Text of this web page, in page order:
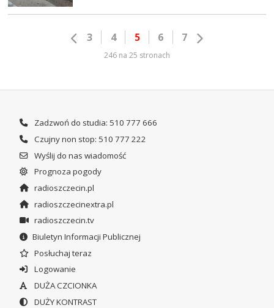
3 4 5 6 7
246 na 25 stronach
Zadzwoń do studia: 510 777 666
Czujny non stop: 510 777 222
Wyślij do nas wiadomość
Prognoza pogody
radioszczecin.pl
radioszczecinextra.pl
radioszczecin.tv
Biuletyn Informacji Publicznej
Posłuchaj teraz
Logowanie
DUŻA CZCIONKA
DUŻY KONTRAST